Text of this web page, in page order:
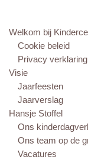
Welkom bij
Cookie beleid
Privacy verklaring
Visie
Jaarfeesten
Jaarverslag
Hansje Stoffel
Ons
Ons team op de
Vacatures